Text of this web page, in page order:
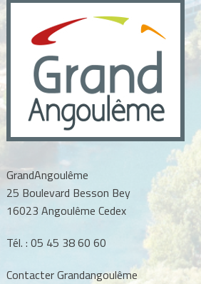
GrandAngoulême
25 Boulevard Besson Bey
16023 Angoulême Cedex
Tél. : 05 45 38 60 60
Contacter Grandangoulême